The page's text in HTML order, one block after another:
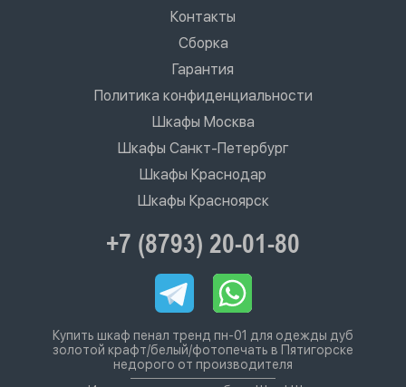
Контакты
Сборка
Гарантия
Политика конфиденциальности
Шкафы Москва
Шкафы Санкт-Петербург
Шкафы Краснодар
Шкафы Красноярск
+7 (8793) 20-01-80
Купить шкаф пенал тренд пн-01 для одежды дуб
золотой крафт/белый/фотопечать в Пятигорске
недорого от производителя